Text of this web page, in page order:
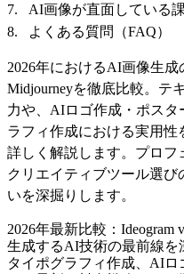
AI画像が直面している
よくある質問（FAQ）
2026年におけるAI画像生成
Midjourneyを徹底比較。テ
力や、AIロゴ作成・ポス
ラフィ作成における実用
詳しく解説します。プロフ
クリエイティブツール選
いを深掘りします。
2026年最新比較：Ideogram
生成するAI技術の最前線
タイポグラフィ作成、AI